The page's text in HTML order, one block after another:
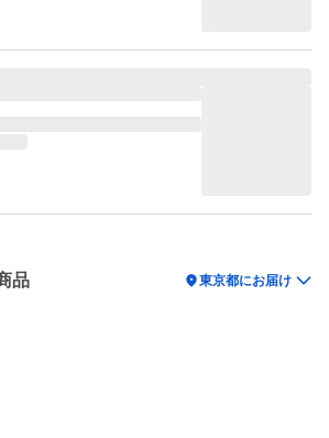
品 location_on東京都にお届け